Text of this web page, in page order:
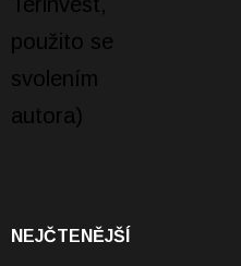
NEJČTENĚJŠÍ